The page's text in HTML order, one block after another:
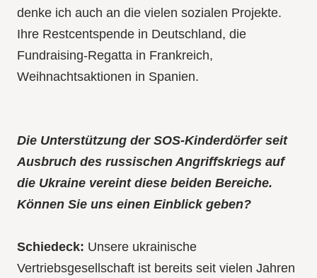
denke ich auch an die vielen sozialen Projekte.
Ihre Restcentspende in Deutschland, die
Fundraising-Regatta in Frankreich,
Weihnachtsaktionen in Spanien.
Die Unterstützung der SOS-Kinderdörfer seit
Ausbruch des russischen Angriffskriegs auf
die Ukraine vereint diese beiden Bereiche.
Können Sie uns einen Einblick geben?
Schiedeck: Unsere ukrainische
Vertriebsgesellschaft ist bereits seit vielen Jahren